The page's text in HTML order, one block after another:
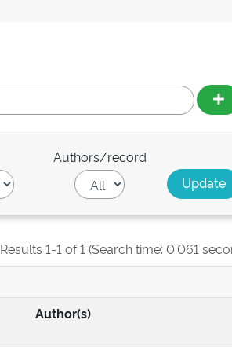
Authors/record
Results 1-1 of 1 (Search time: 0.061
Author(s)